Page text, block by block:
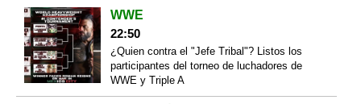
WWE
22:50
¿Quien contra el "Jefe Tribal"? Listos los
participantes del torneo de luchadores de
WWE y Triple A